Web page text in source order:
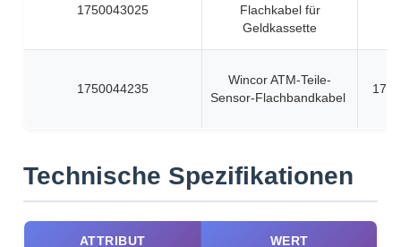
1750043025
Flachkabel für
Geldkassette
1750044235
Wincor ATM-Teile-
Sensor-Flachbandkabel
Technische Spezifikationen
ATTRIBUT WERT